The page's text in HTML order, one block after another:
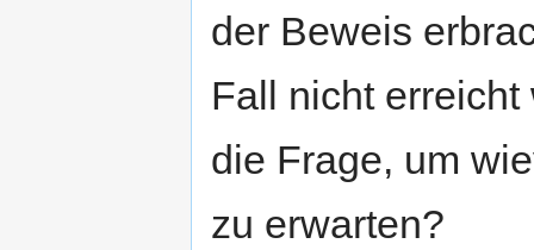
der Beweis
Fall nicht
die Frage, um
zu erwarten?